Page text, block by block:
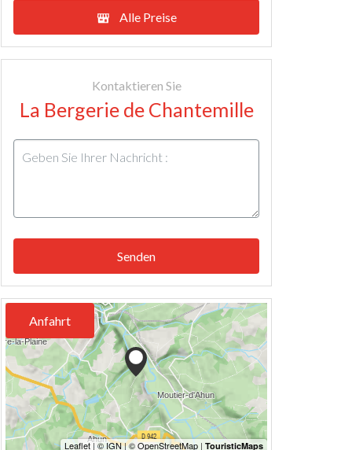
Alle Preise
Kontaktieren Sie
La Bergerie de Chantemille
Senden
Anfahrt